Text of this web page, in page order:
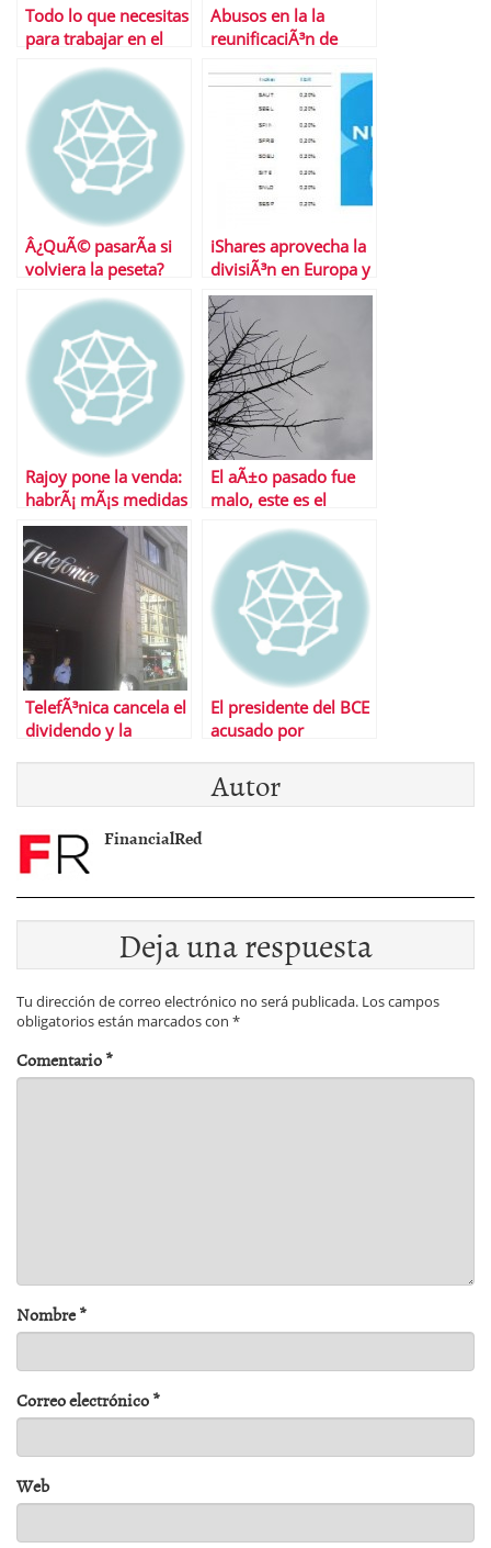
Todo lo que necesitas
para trabajar en el
Abusos en la la
reunificaciÃ³n de
Â¿QuÃ© pasarÃ­a si
volviera la peseta?
iShares aprovecha la
divisiÃ³n en Europa y
lanza ETFS sobre
bonos soberanos
Rajoy pone la venda:
habrÃ¡ mÃ¡s medidas
de recortes
El aÃ±o pasado fue
malo, este es el
el gran remate
TelefÃ³nica cancela el
dividendo y la
El presidente del BCE
acusado por
lobby de banqueros
Autor
FinancialRed
Deja una respuesta
Tu dirección de correo electrónico no será publicada. Los campos
obligatorios están marcados con *
Comentario*
Nombre*
Correo electrónico*
Web